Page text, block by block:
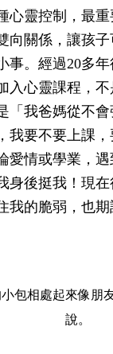
心靈控制，最
向關係，讓孩
事。經過20多
入心靈課程，
「我爸媽從不會
我要不要上課
愛情或學業，
身後挺我！現
我的脆弱，也
包相處起來像朋
說。